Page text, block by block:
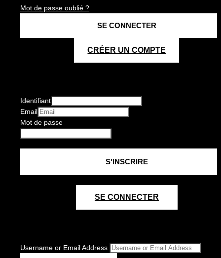
Mot de passe oublié ?
CRÉER UN COMPTE
Identifiant
Email
Mot de passe
SE CONNECTER
Username or Email Address